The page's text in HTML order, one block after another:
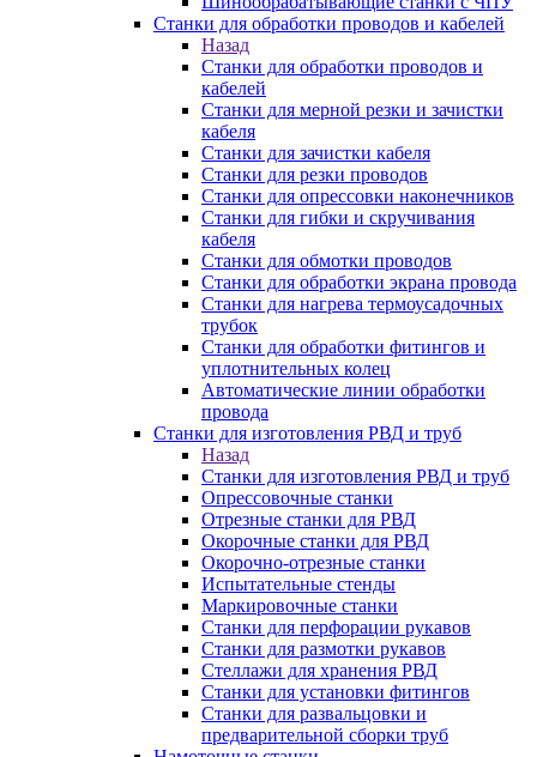
Станки для обработки проводов и кабелей
Назад
Станки для обработки проводов и
кабелей
Станки для мерной резки и зачистки
кабеля
Станки для зачистки кабеля
Станки для резки проводов
Станки для опрессовки наконечников
Станки для гибки и скручивания
кабеля
Станки для обмотки проводов
Станки для обработки экрана провода
Станки для нагрева термоусадочных
трубок
Станки для обработки фитингов и
уплотнительных колец
Автоматические линии обработки
провода
Станки для изготовления РВД и труб
Назад
Станки для изготовления РВД и труб
Опрессовочные станки
Отрезные станки для РВД
Окорочные станки для РВД
Окорочно-отрезные станки
Испытательные стенды
Маркировочные станки
Станки для перфорации рукавов
Станки для размотки рукавов
Стеллажи для хранения РВД
Станки для установки фитингов
Станки для развальцовки и
предварительной сборки труб